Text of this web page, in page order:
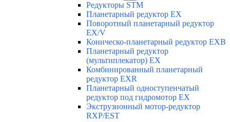
Редукторы STM
Планетарный редуктор ЕХ
Поворотный планетарный редуктор
EX/V
Коническо-планетарный редуктор ЕХВ
Планетарный редуктор
(мультиплекатор) ЕХ
Комбинированный планетарный
редуктор ЕХR
Планетарный одноступенчатый
редуктор под гидромотор ЕХ
Экструзионный мотор-редуктор
RXP/EST